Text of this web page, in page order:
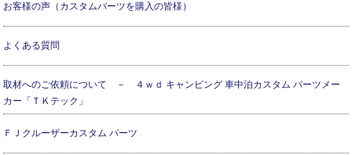
お客様の声（カスタムパーツを購入の皆様）
よくある質問
取材へのご依頼について － ４ｗｄ キャンピング 車中泊カスタム パーツメー
カー「ＴＫテック」
ＦＪクルーザーカスタム パーツ